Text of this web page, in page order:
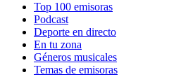
Top 100 emisoras
Podcast
Deporte en directo
En tu zona
Géneros musicales
Temas de emisoras